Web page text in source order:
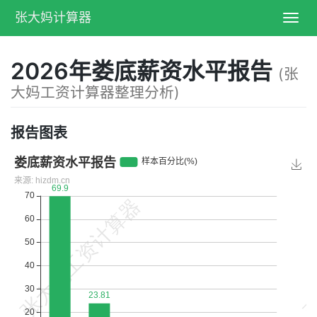
张大妈计算器
2026年娄底薪资水平报告 (张
大妈工资计算器整理分析)
报告图表